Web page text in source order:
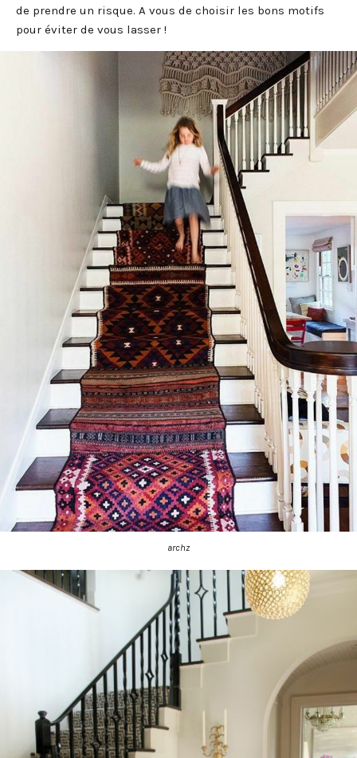
de prendre un risque. A vous de choisir les bons motifs
pour éviter de vous lasser !
archz